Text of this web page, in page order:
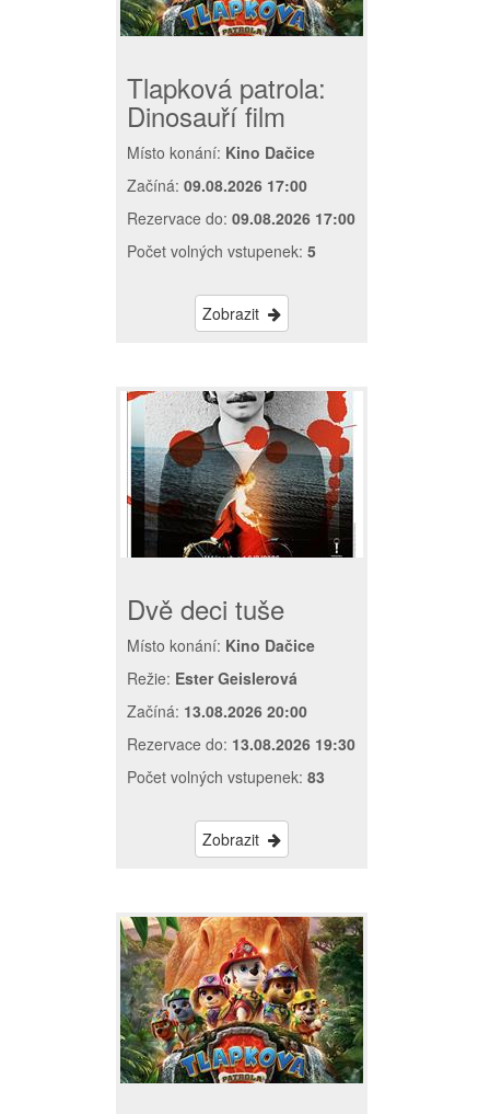
Tlapková patrola:
Dinosauří film
Místo konání: Kino Dačice
Začíná: 09.08.2026 17:00
Rezervace do: 09.08.2026 17:00
Počet volných vstupenek: 5
Zobrazit
Dvě deci tuše
Místo konání: Kino Dačice
Režie: Ester Geislerová
Začíná: 13.08.2026 20:00
Rezervace do: 13.08.2026 19:30
Počet volných vstupenek: 83
Zobrazit